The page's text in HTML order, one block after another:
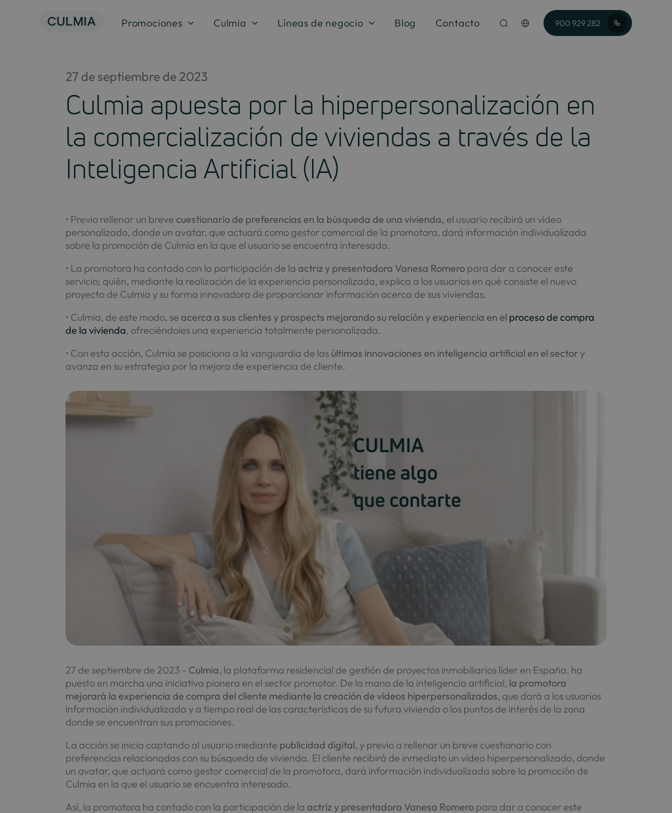
Promociones Culmia Líneas de negocio Blog Contacto 900 929 282
27 de septiembre de 2023
Culmia apuesta por la hiperpersonalización en
la comercialización de viviendas a través de la
Inteligencia Artificial (IA)
• Previo rellenar un breve cuestionario de preferencias en la búsqueda de una vivienda, el usuario recibirá un vídeo
personalizado, donde un avatar, que actuará como gestor comercial de la promotora, dará información individualizada
sobre la promoción de Culmia en la que el usuario se encuentra interesado.
• La promotora ha contado con la participación de la actriz y presentadora Vanesa Romero para dar a conocer este
servicio; quién, mediante la realización de la experiencia personalizada, explica a los usuarios en qué consiste el nuevo
proyecto de Culmia y su forma innovadora de proporcionar información acerca de sus viviendas.
• Culmia, de este modo, se acerca a sus clientes y prospects mejorando su relación y experiencia en el proceso de compra
de la vivienda, ofreciéndoles una experiencia totalmente personalizada.
• Con esta acción, Culmia se posiciona a la vanguardia de las últimas innovaciones en inteligencia artificial en el sector y
avanza en su estrategia por la mejora de experiencia de cliente.
27 de septiembre de 2023 - Culmia, la plataforma residencial de gestión de proyectos inmobiliarios líder en España, ha
puesto en marcha una iniciativa pionera en el sector promotor. De la mano de la inteligencia artificial, la promotora
mejorará la experiencia de compra del cliente mediante la creación de vídeos hiperpersonalizados, que dará a los usuarios
información individualizada y a tiempo real de las características de su futura vivienda o los puntos de interés de la zona
donde se encuentran sus promociones.
La acción se inicia captando al usuario mediante publicidad digital, y previo a rellenar un breve cuestionario con
preferencias relacionadas con su búsqueda de vivienda. El cliente recibirá de inmediato un vídeo hiperpersonalizado, donde
un avatar, que actuará como gestor comercial de la promotora, dará información individualizada sobre la promoción de
Culmia en la que el usuario se encuentra interesado.
Así, la promotora ha contado con la participación de la actriz y presentadora Vanesa Romero para dar a conocer este